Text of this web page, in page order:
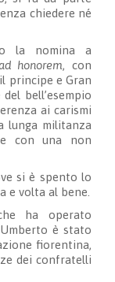
chiedere né
la nomina a
honorem, con
principe e Gran
bell’esempio
ai carismi
lunga militanza
con una non
si è spento lo
e volta al bene.
ha operato
è stato
fiorentina,
dei confratelli